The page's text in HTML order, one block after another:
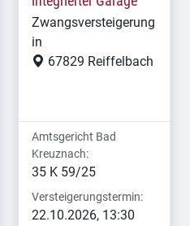
9
6
9
Zwangsversteigerung
in
67829 Reiffelbach
Amtsgericht Bad
Kreuznach:
35 K 59/25
Versteigerungstermin:
22.10.2026, 13:30